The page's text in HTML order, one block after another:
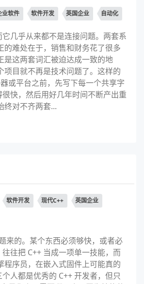
业软件 软件开发 英国企业 自动化
几乎从来都不是连接问题。两套系
难处在于，销售和财务花了很多
是这两套词汇被迫达成一致的地
目就不再是技术问题了。这样的
或平台之前，先写下每一个共享字
快，然后用好几年时间不断产出重
终对不齐两套...
软件开发 现代C++ 英国企业
来的。某个东西必须够快，或者必
往把 C++ 当成一项单一技能，而
序员，在嵌入式固件上可能真的
人都是优秀的 C++ 开发者，但只